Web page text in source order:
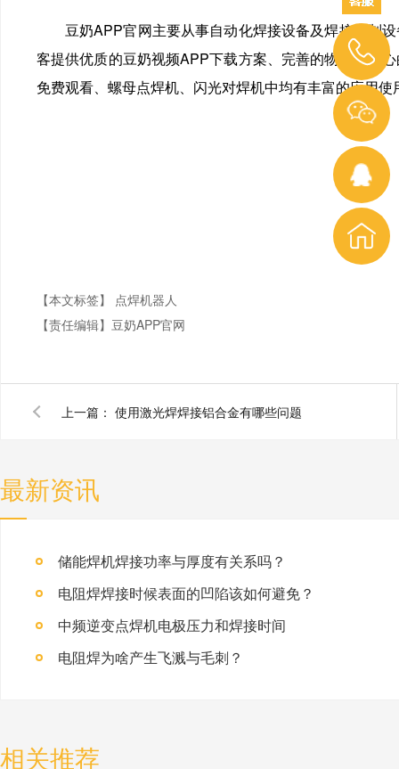
豆奶APP官网主要从事自动化焊接设备及焊接定制设备
客提供优质的豆奶视频APP下载方案、完善的物流和贴心的
免费观看、螺母点焊机、闪光对焊机中均有丰富的应用使
【本文标签】 点焊机器人
【责任编辑】 豆奶APP官网
上一篇： 使用激光焊焊接铝合金有哪些问题
最新资讯
储能焊机焊接功率与厚度有关系吗？
电阻焊焊接时候表面的凹陷该如何避免？
中频逆变点焊机电极压力和焊接时间
电阻焊为啥产生飞溅与毛刺？
相关推荐